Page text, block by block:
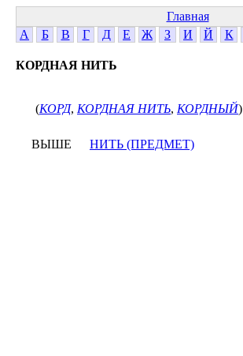
Главная
А
Б В Г Д Е Ж З И Й К
КОРДНАЯ НИТЬ
(КОРД, КОРДНАЯ НИТЬ, КОРДНЫЙ)
ВЫШЕ НИТЬ (ПРЕДМЕТ)